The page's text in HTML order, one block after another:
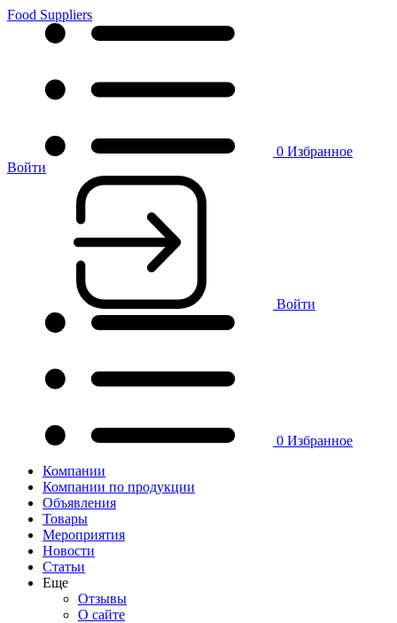
Food Suppliers
0 Избранное
Войти
Войти
0 Избранное
Компании
Компании по продукции
Объявления
Товары
Мероприятия
Новости
Статьи
Еще
Отзывы
О сайте